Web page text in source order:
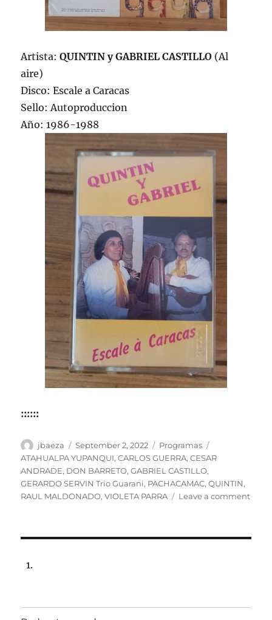
Artista:QUINTIN y GABRIEL CASTILLO (Al
aire)
Disco: Escale a Caracas
Sello: Autoproduccion
Año: 1986-1988
::::::
Author
jbaeza
Posted
on
September 2, 2022 Categories
Programas
ATAHUALPA YUPANQUI,CARLOS GUERRA,CESAR
ANDRADE, DON BARRETO,GABRIEL CASTILLO,
GERARDO SERVIN Trio Guarani, PACHACAMAC,QUINTIN,
RAUL MALDONADO,VIOLETA PARRA Leave a commenton
22:00